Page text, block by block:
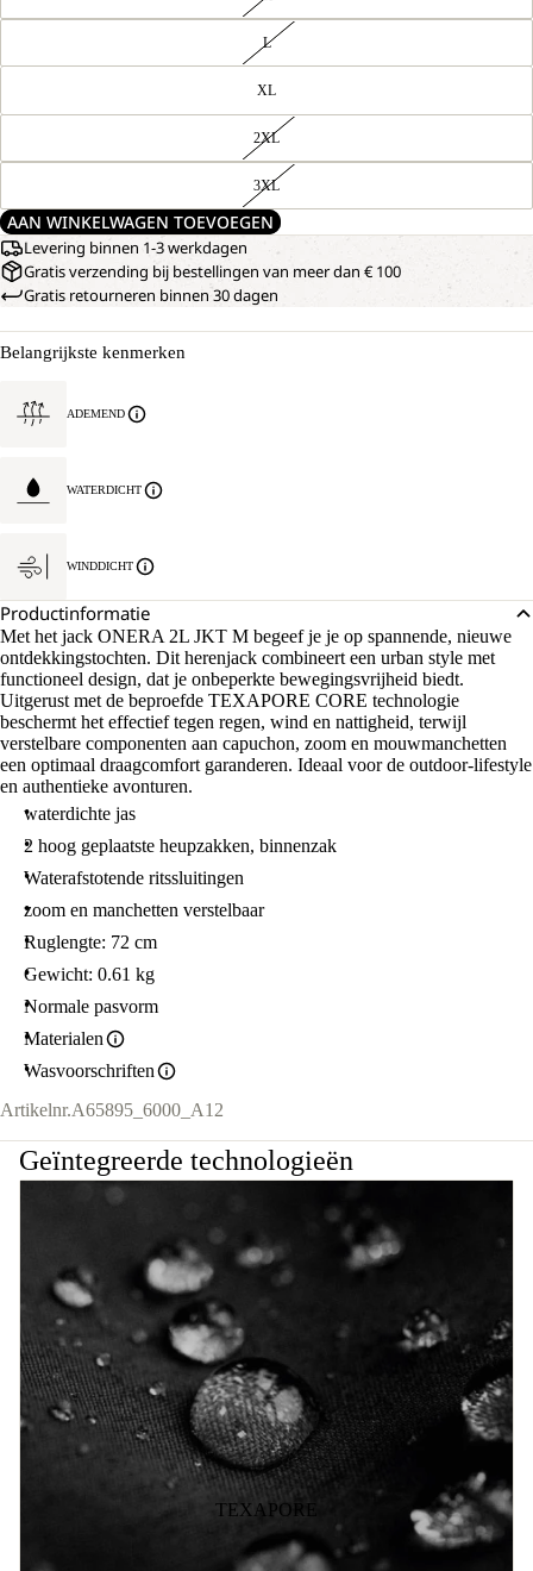
L
XL
2XL
3XL
AAN WINKELWAGEN TOEVOEGEN
Levering binnen 1-3 werkdagen
Gratis verzending bij bestellingen van meer dan € 100
Gratis retourneren binnen 30 dagen
Belangrijkste kenmerken
ADEMEND
WATERDICHT
WINDDICHT
Productinformatie
Met het jack ONERA 2L JKT M begeef je je op spannende, nieuwe
ontdekkingstochten. Dit herenjack combineert een urban style met
functioneel design, dat je onbeperkte bewegingsvrijheid biedt.
Uitgerust met de beproefde TEXAPORE CORE technologie
beschermt het effectief tegen regen, wind en nattigheid, terwijl
verstelbare componenten aan capuchon, zoom en mouwmanchetten
een optimaal draagcomfort garanderen. Ideaal voor de outdoor-lifestyle
en authentieke avonturen.
waterdichte jas
2 hoog geplaatste heupzakken, binnenzak
Waterafstotende ritssluitingen
zoom en manchetten verstelbaar
Ruglengte: 72 cm
Gewicht: 0.61 kg
Normale pasvorm
Materialen
Wasvoorschriften
Artikelnr.A65895_6000_A12
Geïntegreerde technologieën
TEXAPORE